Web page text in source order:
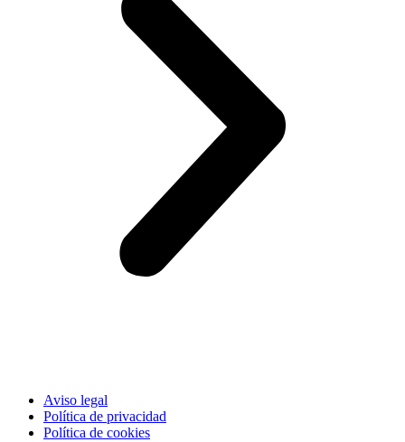
Aviso legal
Política de privacidad
Política de cookies